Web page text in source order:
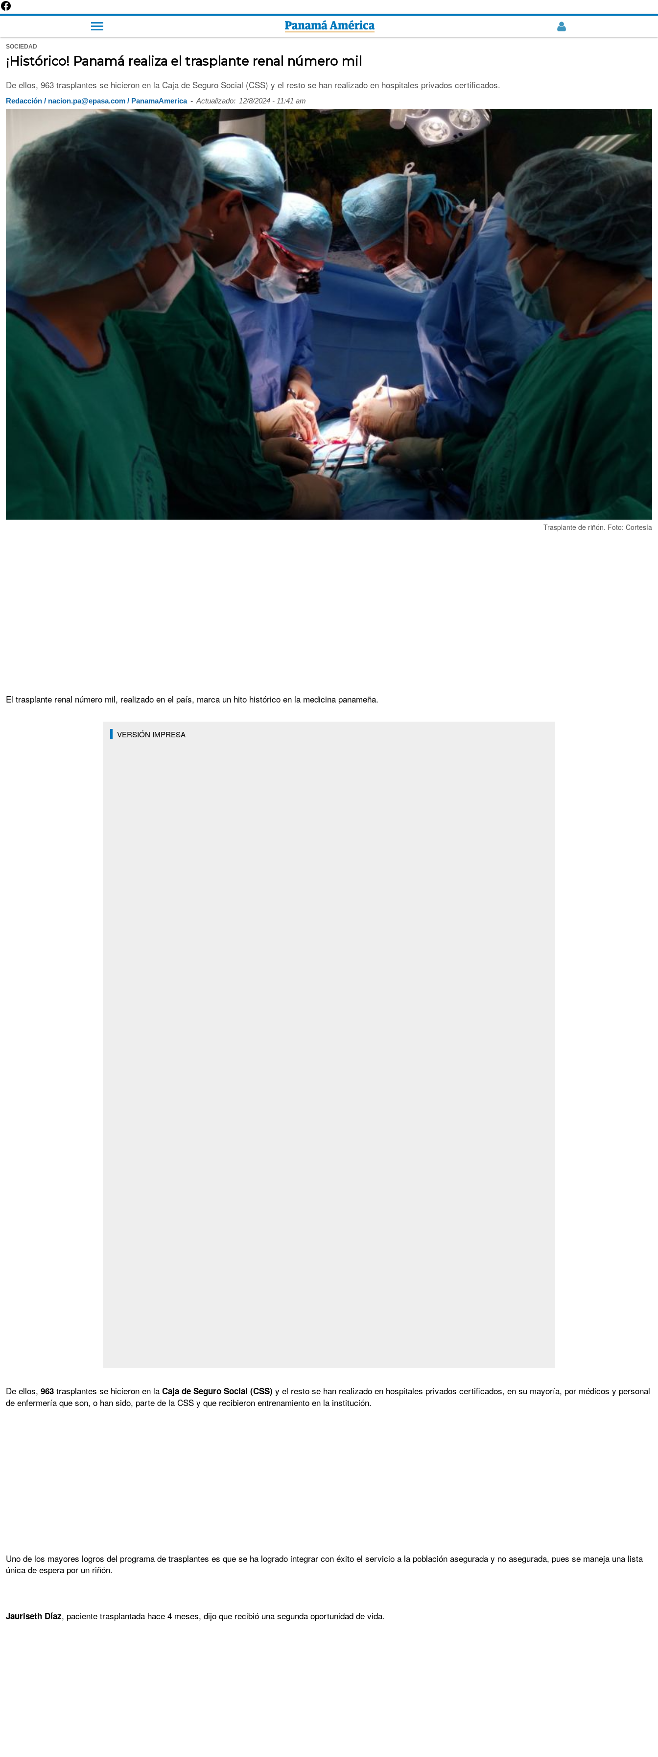
SOCIEDAD
¡Histórico! Panamá realiza el trasplante renal número mil
De ellos, 963 trasplantes se hicieron en la Caja de Seguro Social (CSS) y el resto se han realizado en hospitales privados certificados.
Redacción / nacion.pa@epasa.com / PanamaAmerica - Actualizado: 12/8/2024 - 11:41 am
Trasplante de riñón. Foto: Cortesía
El trasplante renal número mil, realizado en el país, marca un hito histórico en la medicina panameña.
VERSIÓN IMPRESA
De ellos, 963 trasplantes se hicieron en la Caja de Seguro Social (CSS) y el resto se han realizado en hospitales privados certificados, en su mayoría, por médicos y personal
de enfermería que son, o han sido, parte de la CSS y que recibieron entrenamiento en la institución.
Uno de los mayores logros del programa de trasplantes es que se ha logrado integrar con éxito el servicio a la población asegurada y no asegurada, pues se maneja una lista
única de espera por un riñón.
Jauriseth Díaz, paciente trasplantada hace 4 meses, dijo que recibió una segunda oportunidad de vida.